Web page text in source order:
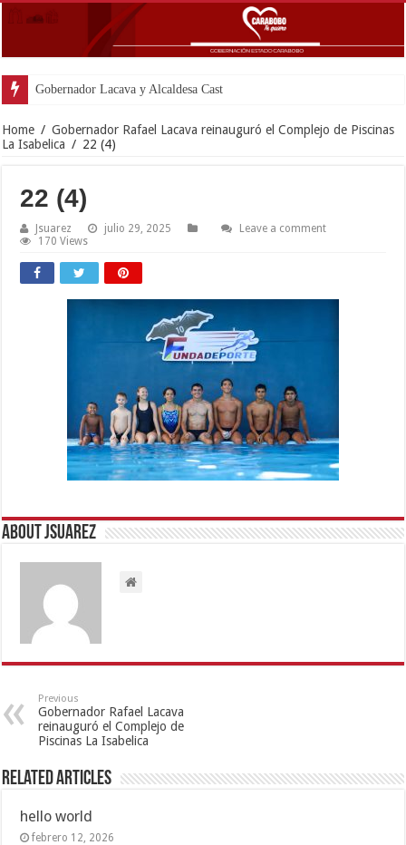
Gobernador Lacava y Alcaldesa Castillo reinaugura
Home / Gobernador Rafael Lacava reinauguró el Complejo de Piscinas
La Isabelica / 22 (4)
22 (4)
Jsuarez julio 29, 2025
Leave a comment
170 Views
About Jsuarez
Previous
Gobernador Rafael Lacava
reinauguró el Complejo de
Piscinas La Isabelica
Related Articles
hello world
febrero 12, 2026